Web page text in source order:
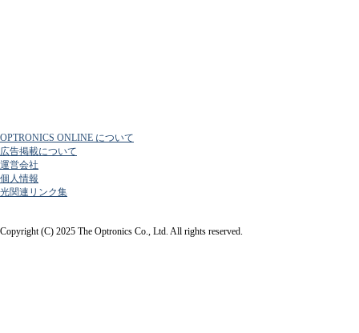
OPTRONICS ONLINE について
広告掲載について
運営会社
個人情報
光関連リンク集
Copyright (C) 2025 The Optronics Co., Ltd. All rights reserved.